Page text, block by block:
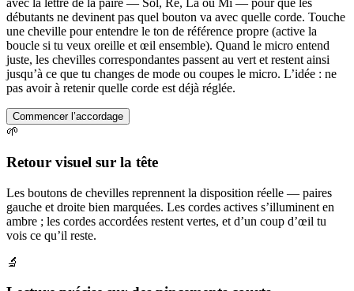
avec la lettre de la paire — Sol, Ré, La ou Mi — pour que les
débutants ne devinent pas quel bouton va avec quelle corde. Touche
une cheville pour entendre le ton de référence propre (active la
boucle si tu veux oreille et œil ensemble). Quand le micro entend
juste, les chevilles correspondantes passent au vert et restent ainsi
jusqu’à ce que tu changes de mode ou coupes le micro. L’idée : ne
pas avoir à retenir quelle corde est déjà réglée.
Commencer l’accordage
🌱
Retour visuel sur la tête
Les boutons de chevilles reprennent la disposition réelle — paires
gauche et droite bien marquées. Les cordes actives s’illuminent en
ambre ; les cordes accordées restent vertes, et d’un coup d’œil tu
vois ce qu’il reste.
🔬